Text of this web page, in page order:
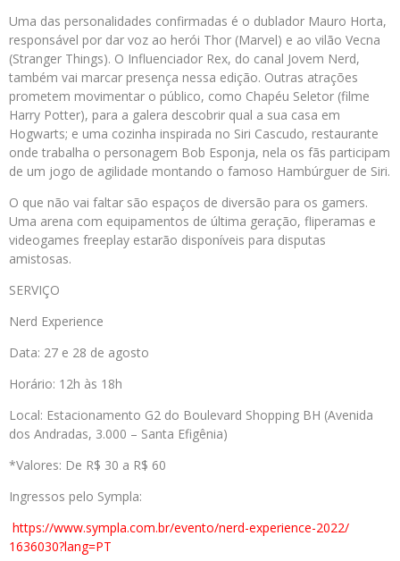
Uma das personalidades confirmadas é o dublador Mauro Horta,
responsável por dar voz ao herói Thor (Marvel) e ao vilão Vecna
(Stranger Things). O Influenciador Rex, do canal Jovem Nerd,
também vai marcar presença nessa edição. Outras atrações
prometem movimentar o público, como Chapéu Seletor (filme
Harry Potter), para a galera descobrir qual a sua casa em
Hogwarts; e uma cozinha inspirada no Siri Cascudo, restaurante
onde trabalha o personagem Bob Esponja, nela os fãs participam
de um jogo de agilidade montando o famoso Hambúrguer de Siri.
O que não vai faltar são espaços de diversão para os gamers.
Uma arena com equipamentos de última geração, fliperamas e
videogames freeplay estarão disponíveis para disputas
amistosas.
SERVIÇO
Nerd Experience
Data: 27 e 28 de agosto
Horário: 12h às 18h
Local: Estacionamento G2 do Boulevard Shopping BH (Avenida
dos Andradas, 3.000 – Santa Efigênia)
*Valores: De R$ 30 a R$ 60
Ingressos pelo Sympla:
https://www.sympla.com.br/evento/nerd-experience-2022/
1636030?lang=PT